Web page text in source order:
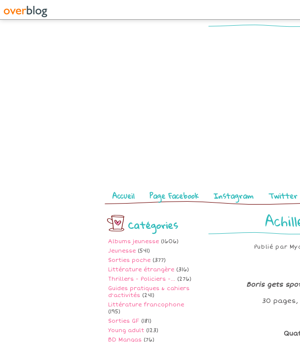
Pages
Accueil Page Facebook Instagram Twitter
Catégories
Albums jeunesse (1606)
Jeunesse (541)
Sorties poche (377)
Littérature étrangère (316)
Thrillers - Policiers -... (276)
Guides pratiques & cahiers
d'activités (241)
Littérature francophone
(195)
Sorties GF (181)
Young adult (123)
BD Mangas (76)
Publié par
Boris gets
30 pages,